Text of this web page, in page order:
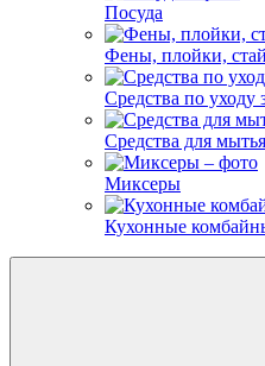
Посуда
Фены, плойки,
Средства по уходу
Средства для
Миксеры
Кухонные